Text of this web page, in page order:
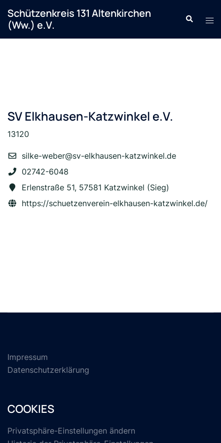
Inhalt
springen
Schützenkreis 131 Altenkirchen
(Ww.) e.V.
Search
SV Elkhausen-Katzwinkel e.V.
13120
silke-weber@sv-elkhausen-katzwinkel.de
02742-6048
Erlenstraße 51, 57581 Katzwinkel (Sieg)
https://schuetzenverein-elkhausen-katzwinkel.de/
Impressum
Datenschutzerklärung
COOKIES
Privatsphäre-Einstellungen ändern